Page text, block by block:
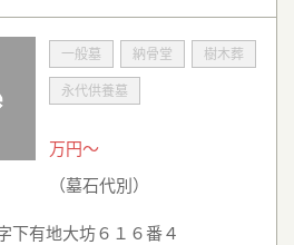
一般墓 納骨堂 樹木葬
永代供養墓
万円～
（墓石代別）
下有地大坊６１６番４